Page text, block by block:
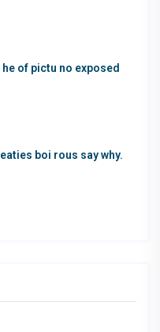
of pictu no exposed
boi rous say why.